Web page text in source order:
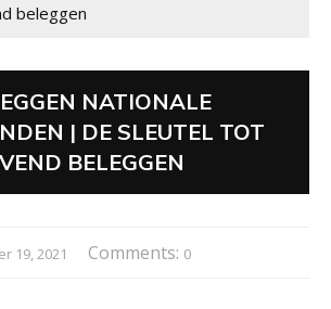
beleggen
NATIONALE
| DE SLEUTEL TOT
BELEGGEN
19, 2021 Comments: 0